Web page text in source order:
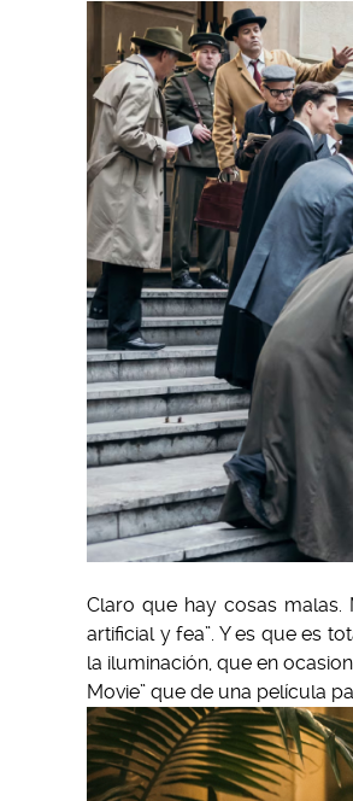
Claro que hay cosas malas.
artificial y fea”. Y es que es
la iluminación, que en
Movie” que de una película